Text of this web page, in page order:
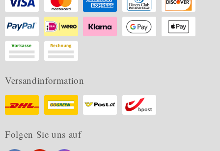
Versandinformation
Folgen Sie uns auf